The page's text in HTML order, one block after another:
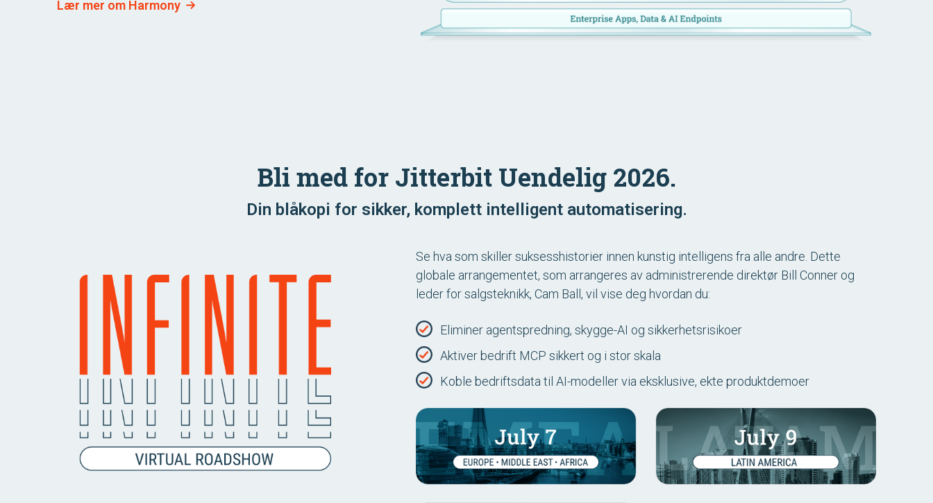
Lær mer om Harmony
Bli med for Jitterbit Uendelig 2026.
Din blåkopi for sikker, komplett intelligent automatisering.
Se hva som skiller suksesshistorier innen kunstig intelligens fra alle andre. Dette
globale arrangementet, som arrangeres av administrerende direktør Bill Conner og
leder for salgsteknikk, Cam Ball, vil vise deg hvordan du:
Eliminer agentspredning, skygge-AI og sikkerhetsrisikoer
Aktiver bedrift MCP sikkert og i stor skala
Koble bedriftsdata til AI-modeller via eksklusive, ekte produktdemoer